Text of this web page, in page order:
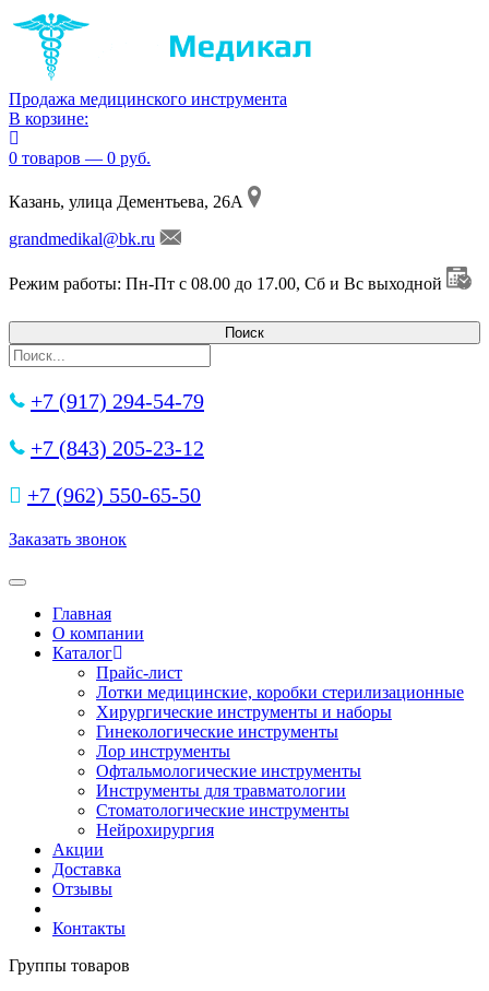
Продажа медицинского инструмента
В корзине:
0 товаров — 0 руб.
Казань, улица Дементьева, 26А
grandmedikal@bk.ru
Режим работы: Пн-Пт с 08.00 до 17.00, Сб и Вс выходной
+7 (917) 294-54-79
+7 (843) 205-23-12
+7 (962) 550‑65‑50‬
Заказать звонок
Toggle navigation
Главная
О компании
Каталог
Прайс-лист
Лотки медицинские, коробки стерилизационные
Хирургические инструменты и наборы
Гинекологические инструменты
Лор инструменты
Офтальмологические инструменты
Инструменты для травматологии
Стоматологические инструменты
Нейрохирургия
Акции
Доставка
Отзывы
Контакты
Группы товаров